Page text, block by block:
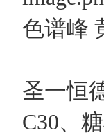
色谱峰
圣一恒
C30、